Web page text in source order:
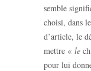
semble
choisi, dans
d’article, le
mettre « le
pour lui